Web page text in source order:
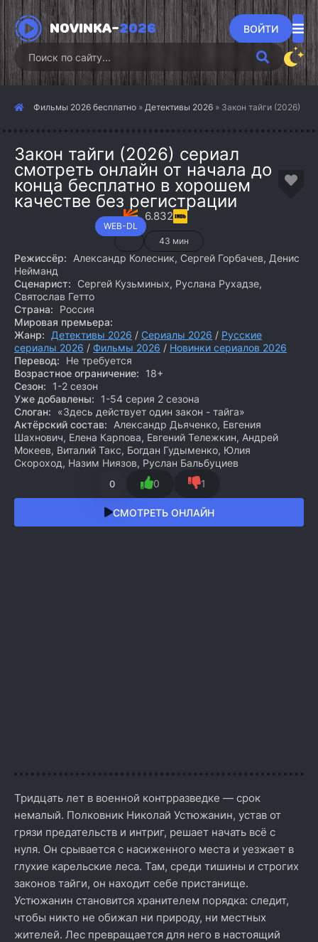
NOVINKA-2026 ВОЙТИ
Фильмы 2026 бесплатно » Детективы 2026 » Закон тайги (2026)
Закон тайги (2026) сериал
смотреть онлайн от начала до
конца бесплатно в хорошем
качестве без регистрации
WEB-DL
6.832
43 мин
Режиссёр:
Александр Колесник, Сергей Горбачев, Денис
Нейманд
Сценарист:
Сергей Кузьминых, Руслана Рухадзе,
Святослав Гетто
Страна:
Россия
Мировая премьера:
Жанр:
Детективы 2026 / Сериалы 2026 / Русские
сериалы 2026 / Фильмы 2026 / Новинки сериалов 2026
Перевод:
Не требуется
Возрастное ограничение:
18+
Сезон:
1-2 сезон
Уже добавлены:
1-54 серия 2 сезона
Слоган:
«Здесь действует один закон - тайга»
Актёрский состав:
Александр Дьяченко, Евгения
Шахнович, Елена Карпова, Евгений Тележкин, Андрей
Мокеев, Виталий Такс, Богдан Гудыменко, Юлия
Скороход, Назим Ниязов, Руслан Бальбуциев
0 0 1
СМОТРЕТЬ ОНЛАЙН
Тридцать лет в военной контрразведке — срок
немалый. Полковник Николай Устюжанин, устав от
грязи предательств и интриг, решает начать всё с
нуля. Он срывается с насиженного места и уезжает в
глухие карельские леса. Там, среди тишины и строгих
законов тайги, он находит себе пристанище.
Устюжанин становится хранителем порядка: следит,
чтобы никто не обижал ни природу, ни местных
жителей. Лес превращается для него в настоящий